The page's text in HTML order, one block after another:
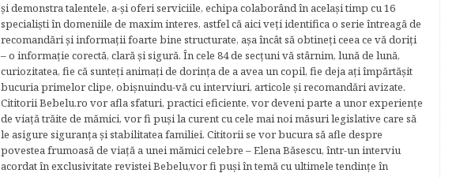
şi demonstra talentele, a-şi oferi serviciile, echipa colaborând în acelaşi timp cu 16
specialişti în domeniile de maxim interes, astfel că aici veţi identifica o serie întreagă de
recomandări şi informaţii foarte bine structurate, aşa încât să obtineţi ceea ce vă doriţi
– o informaţie corectă, clară şi sigură. În cele 84 de secțuni vă stârnim, lună de lună,
curiozitatea, fie că sunteţi animaţi de dorinţa de a avea un copil, fie deja aţi împărtăşit
bucuria primelor clipe, obişnuindu-vă cu interviuri, articole şi recomandări avizate.
Cititorii Bebelu.ro vor afla sfaturi, practici eficiente, vor deveni parte a unor experienţe
de viaţă trăite de mămici, vor fi puşi la curent cu cele mai noi măsuri legislative care să
le asigure siguranţa şi stabilitatea familiei. Cititorii se vor bucura să afle despre
povestea frumoasă de viață a unei mămici celebre – Elena Băsescu, într-un interviu
acordat în exclusivitate revistei Bebelu,vor fi puşi în temă cu ultimele tendinţe în